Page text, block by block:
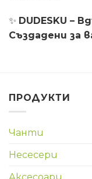
✨ DUDESKU –
Създадени за
ПРОДУКТИ
Чанти
Несесери